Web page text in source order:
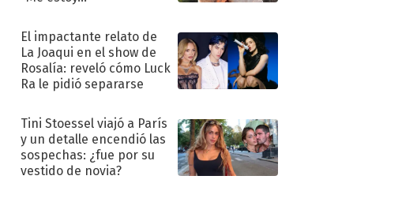
El impactante relato de
La Joaqui en el show de
Rosalía: reveló cómo Luck
Ra le pidió separarse
Tini Stoessel viajó a París
y un detalle encendió las
sospechas: ¿fue por su
vestido de novia?